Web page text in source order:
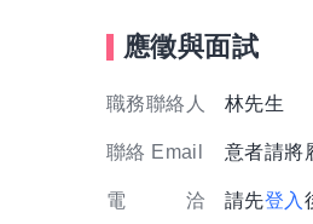
應徵與面試
職務聯絡人 林先生
聯絡 Email 意者請將
電 洽 請先登入